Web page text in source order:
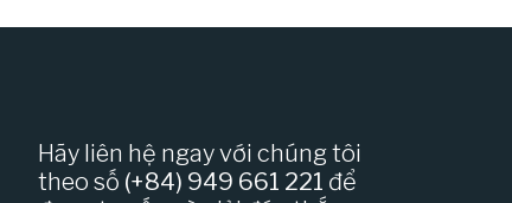
Hãy liên hệ ngay với chúng tôi
theo số (+84) 949 661 221 để